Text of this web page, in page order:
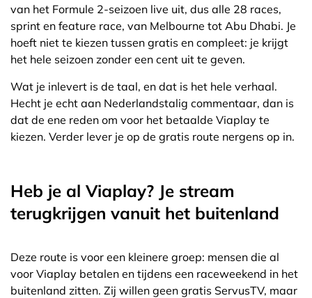
van het Formule 2-seizoen live uit, dus alle 28 races,
sprint en feature race, van Melbourne tot Abu Dhabi. Je
hoeft niet te kiezen tussen gratis en compleet: je krijgt
het hele seizoen zonder een cent uit te geven.
Wat je inlevert is de taal, en dat is het hele verhaal.
Hecht je echt aan Nederlandstalig commentaar, dan is
dat de ene reden om voor het betaalde Viaplay te
kiezen. Verder lever je op de gratis route nergens op in.
Heb je al Viaplay? Je stream
terugkrijgen vanuit het buitenland
Deze route is voor een kleinere groep: mensen die al
voor Viaplay betalen en tijdens een raceweekend in het
buitenland zitten. Zij willen geen gratis ServusTV, maar